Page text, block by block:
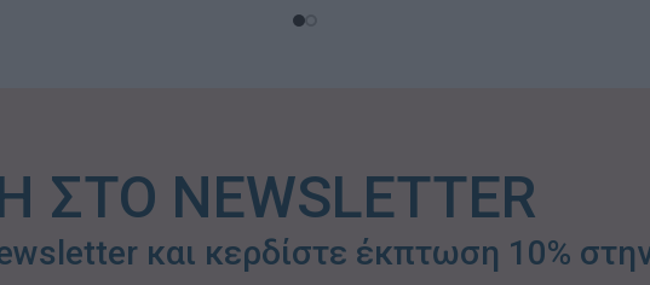
ΣΤΟ NEWSLETTER
και κερδίστε έκπτωση 10%